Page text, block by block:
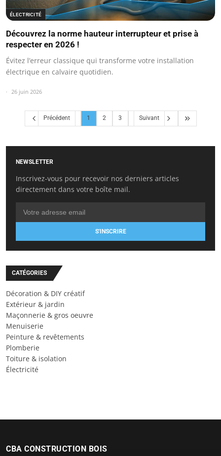
ÉLECTRICITÉ
Découvrez la norme hauteur interrupteur et prise à
respecter en 2026 !
Évitez l’erreur classique qui transforme votre installation
électrique en calvaire quotidien.
26 juin 2026
Précédent 1 2 3 Suivant
NEWSLETTER
Inscrivez-vous pour recevoir nos derniers articles
directement dans votre boîte mail.
S'INSCRIRE
CATÉGORIES
Décoration & DIY créatif
Extérieur & jardin
Maçonnerie & gros oeuvre
Menuiserie
Peinture & revêtements
Plomberie
Toiture & isolation
Électricité
CBA CONSTRUCTION BOIS